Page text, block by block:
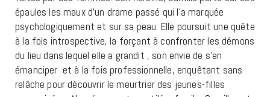
épaules les maux d’un drame passé qui l’a marquée
psychologiquement et sur sa peau. Elle poursuit une quête
à la fois introspective, la forçant à confronter les démons
du lieu dans lequel elle a grandit , son envie de s’en
émanciper et à la fois professionnelle, enquêtant sans
relâche pour découvrir le meurtrier des jeunes-filles